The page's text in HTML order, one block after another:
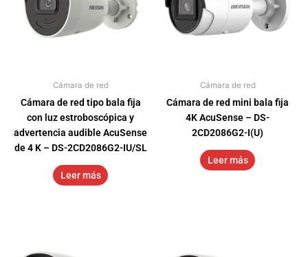
Cámara de red
Cámara de red tipo bala fija
con luz estroboscópica y
advertencia audible AcuSense
de 4 K – DS-2CD2086G2-IU/SL
Leer más
Cámara de red
Cámara de red mini bala fija
4K AcuSense – DS-
2CD2086G2-I(U)
Leer más